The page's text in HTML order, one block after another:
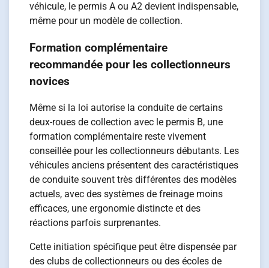
véhicule, le permis A ou A2 devient indispensable,
même pour un modèle de collection.
Formation complémentaire
recommandée pour les collectionneurs
novices
Même si la loi autorise la conduite de certains
deux-roues de collection avec le permis B, une
formation complémentaire reste vivement
conseillée pour les collectionneurs débutants. Les
véhicules anciens présentent des caractéristiques
de conduite souvent très différentes des modèles
actuels, avec des systèmes de freinage moins
efficaces, une ergonomie distincte et des
réactions parfois surprenantes.
Cette initiation spécifique peut être dispensée par
des clubs de collectionneurs ou des écoles de